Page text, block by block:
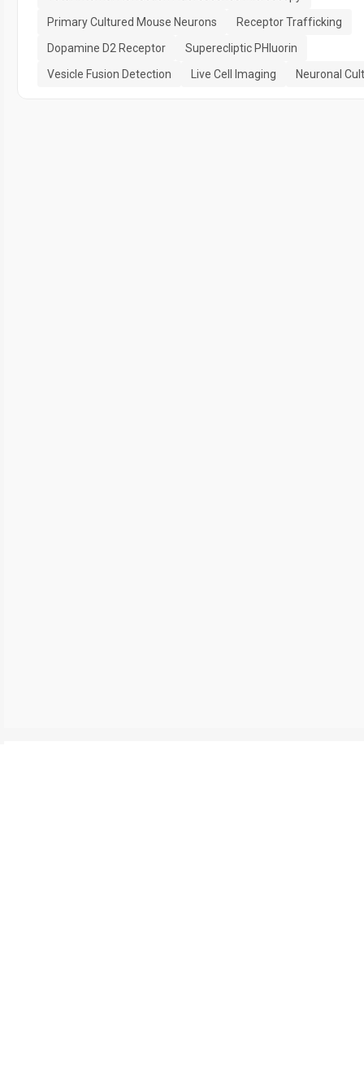
Primary Cultured Mouse Neurons
Receptor Trafficking
Dopamine D2 Receptor
Superecliptic PHluorin
Vesicle Fusion Detection
Live Cell Imaging Neuronal